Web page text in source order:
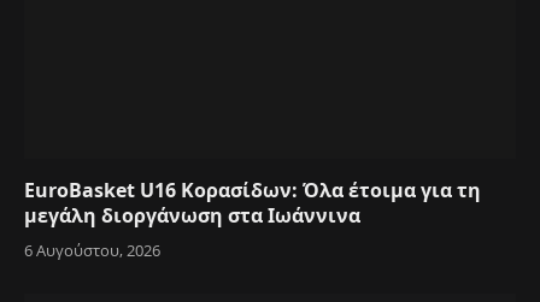
EuroBasket U16 Κορασίδων: Όλα έτοιμα για τη
μεγάλη διοργάνωση στα Ιωάννινα
6 Αυγούστου, 2026